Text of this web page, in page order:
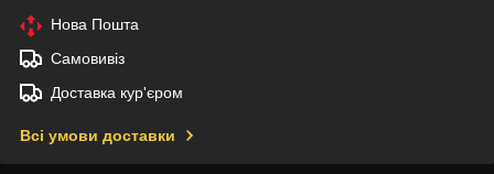
Нова Пошта
Самовивіз
Доставка кур'єром
Всі умови доставки